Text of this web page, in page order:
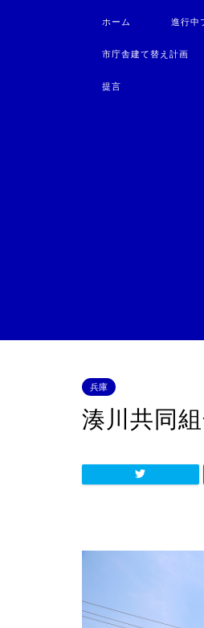
ホーム 進行中
市庁舎建て替え計画
提言
兵庫
湊川共同